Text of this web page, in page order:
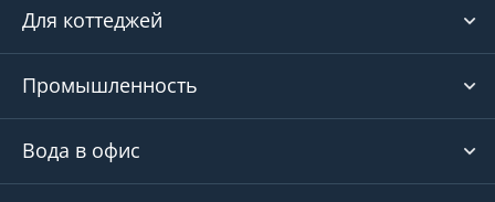
Для коттеджей
Промышленность
Вода в офис